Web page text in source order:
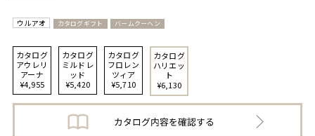
ウルアオ カタログギフト バームクーヘン
カタログ
アウレリ
アーナ
¥4,955
カタログ
ミルドレ
ッド
¥5,420
カタログ
フロレン
ツィア
¥5,710
カタログ
ハリエッ
ト
¥6,130